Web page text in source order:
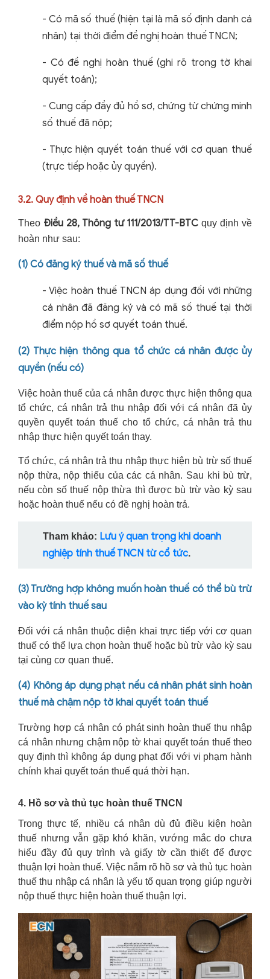
- Có mã số thuế (hiện tại là mã số định danh cá
nhân) tại thời điểm đề nghị hoàn thuế TNCN;
- Có đề nghị hoàn thuế (ghi rõ trong tờ khai
quyết toán);
- Cung cấp đầy đủ hồ sơ, chứng từ chứng minh
số thuế đã nộp;
- Thực hiện quyết toán thuế với cơ quan thuế
(trực tiếp hoặc ủy quyền).
3.2. Quy định về hoàn thuế TNCN
Theo Điều 28, Thông tư 111/2013/TT-BTC quy định về
hoàn như sau:
(1) Có đăng ký thuế và mã số thuế
- Việc hoàn thuế TNCN áp dụng đối với những
cá nhân đã đăng ký và có mã số thuế tại thời
điểm nộp hồ sơ quyết toán thuế.
(2) Thực hiện thông qua tổ chức cá nhân được ủy
quyền (nếu có)
Việc hoàn thuế của cá nhân được thực hiện thông qua
tổ chức, cá nhân trả thu nhập đối với cá nhân đã ủy
quyền quyết toán thuế cho tổ chức, cá nhân trả thu
nhập thực hiện quyết toán thay.
Tổ chức, cá nhân trả thu nhập thực hiện bù trừ số thuế
nộp thừa, nộp thiếu của các cá nhân. Sau khi bù trừ,
nếu còn số thuế nộp thừa thì được bù trừ vào kỳ sau
hoặc hoàn thuế nếu có đề nghị hoàn trả.
Tham khảo: Lưu ý quan trọng khi doanh
nghiệp tính thuế TNCN từ cổ tức.
(3) Trường hợp không muốn hoàn thuế có thể bù trừ
vào kỳ tính thuế sau
Đối với cá nhân thuộc diện khai trực tiếp với cơ quan
thuế có thể lựa chọn hoàn thuế hoặc bù trừ vào kỳ sau
tại cùng cơ quan thuế.
(4) Không áp dụng phạt nếu cá nhân phát sinh hoàn
thuế mà chậm nộp tờ khai quyết toán thuế
Trường hợp cá nhân có phát sinh hoàn thuế thu nhập
cá nhân nhưng chậm nộp tờ khai quyết toán thuế theo
quy định thì không áp dụng phạt đối với vi phạm hành
chính khai quyết toán thuế quá thời hạn.
4. Hồ sơ và thủ tục hoàn thuế TNCN
Trong thực tế, nhiều cá nhân dù đủ điều kiện hoàn
thuế nhưng vẫn gặp khó khăn, vướng mắc do chưa
hiểu đầy đủ quy trình và giấy tờ cần thiết để được
thuận lợi hoàn thuế. Việc nắm rõ hồ sơ và thủ tục hoàn
thuế thu nhập cá nhân là yếu tố quan trọng giúp người
nộp thuế thực hiện hoàn thuế thuận lợi.